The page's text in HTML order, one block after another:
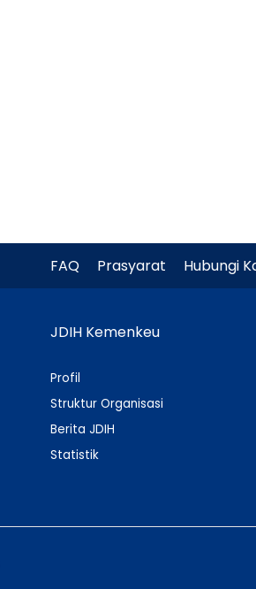
FAQ Prasyarat Hubungi
JDIH Kemenkeu
Profil
Struktur Organisasi
Berita JDIH
Statistik